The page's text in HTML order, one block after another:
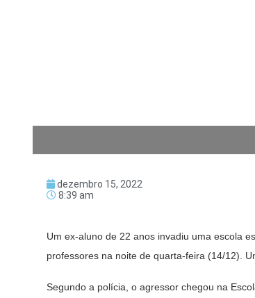
dezembro 15, 2022
8:39 am
Um ex-aluno de 22 anos invadiu uma escola
professores na noite de quarta-feira (14/12).
Segundo a polícia, o agressor chegou na